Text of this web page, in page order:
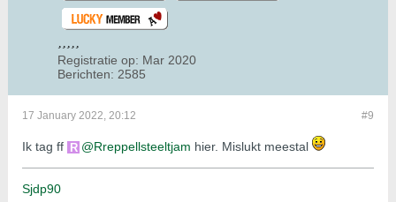
Registratie op: Mar 2020
Berichten: 2585
#9
17 January 2022, 20:12
Ik tag ff Rreppellsteeltjam hier. Mislukt meestal
Sjdp90